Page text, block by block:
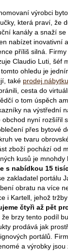
výrobci
která praví, že
kanály a snaží
nabízet inovativní
příliš silná.
Claudio Luti, šéf
ohledu je
také prodej
cesta do
o tom úspěch
na výstřední
nyní rozšířil
přes bytové
ve tvaru
zboží pochází od
kusů je
s nabídkou 15
zakladatel portálu
obratu na více
i Kartell, jehož
čtyři až pět
brzy tento podíl
prodává jak
portálů.
a výrobky